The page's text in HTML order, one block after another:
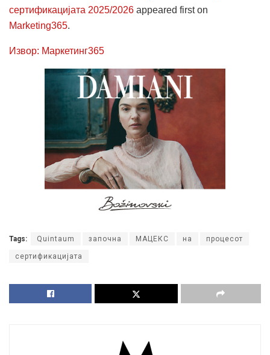
сертификацијата 2025/2026 appeared first on
Marketing365.
Извор: Маркетинг365
Tags: Quintaum започна МАЦЕКС на процесот
сертификацијата